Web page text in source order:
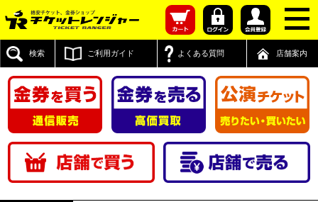
検索 ご利用ガイド よくある質問 店舗案内